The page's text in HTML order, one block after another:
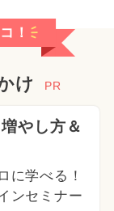
！
け PR
やし方＆
に学べる！
ンセミナー